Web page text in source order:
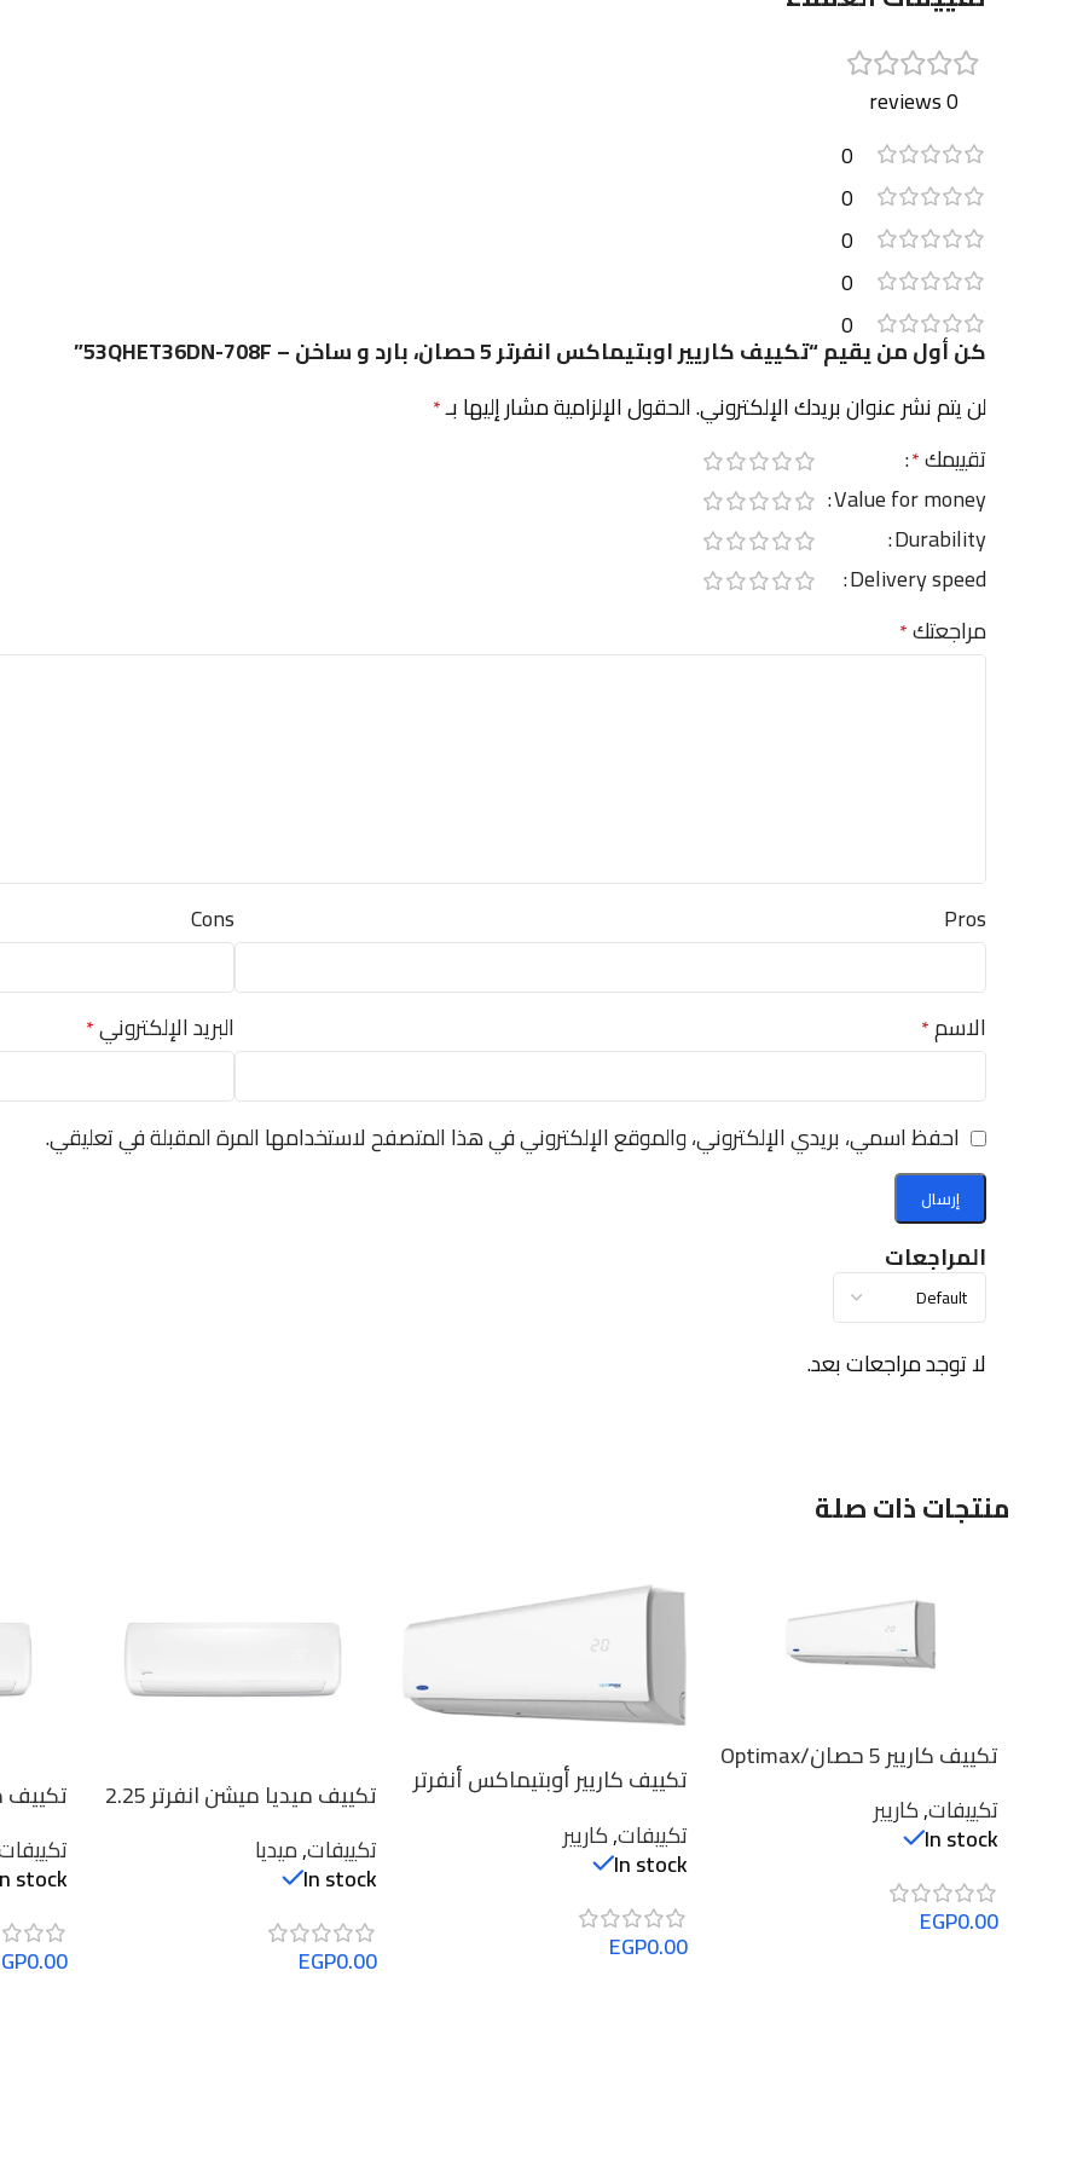
0 reviews
0
0
0
0
0
المراجعات
لا توجد مراجعات بعد.
كن أول من يقيم “تكييف كاريير اوبتيماكس انفرتر 5 حصان، بارد و ساخن – 53QHET36DN-708F”
لن يتم نشر عنوان بريدك الإلكتروني.الحقول الإلزامية مشار إليها بـ*
تقييمك*
Value for money
Durability
Delivery speed
مراجعتك*
Pros
Cons
الاسم* البريد الإلكتروني*
احفظ اسمي، بريدي الإلكتروني، والموقع الإلكتروني في هذا المتصفح لاستخدامها المرة المقبلة في تعليقي.
منتجات ذات صلة
تكييف كاريير 5 حصان/Optimax
تكييفات,كاريير
In stock
EGP0.00
تكييف كاريير أوبتيماكس أنفرتر
53QHCT18DN-708F
تكييفات,كاريير
In stock
EGP0.00
تكييف ميديا ميشن انفرتر 2.25
تكييفات,ميديا
In stock
EGP0.00
stock
0.00